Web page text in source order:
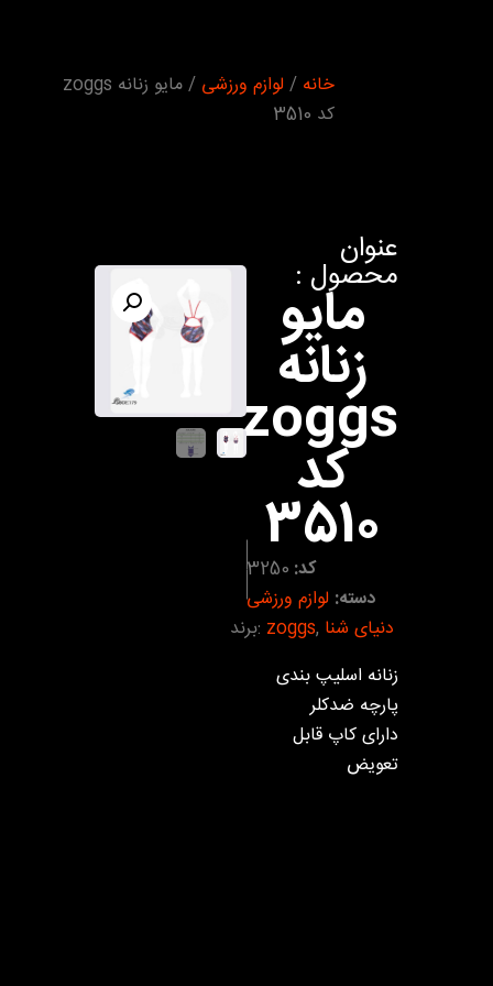
خانه /لوازم ورزشی
/ مایو زنانه zoggs
کد 3510
عنوان
محصول :
مایو
زنانه
zoggs
کد
3510
کد: 3250
دسته: لوازم ورزشی
برند: zoggs, دنیای شنا
زنانه اسلیپ بندی
پارچه ضدکلر
دارای کاپ قابل
تعویض